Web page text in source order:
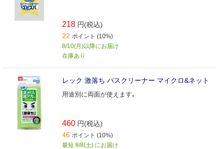
218 円(税込)
22 ポイント (10%)
8/10(月)以降にお届け
在庫あり
レック 激落ち バスクリーナー マイクロ&ネット
用途別に両面が使えます｡
460 円(税込)
46 ポイント (10%)
最短 8/8(土) にお届け